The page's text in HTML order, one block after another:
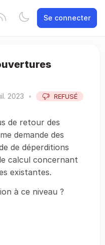
Se connecter
2023 • REFUSÉ
de retour des
demande des
de déperditions
calcul concernant
existantes.
à ce niveau ?